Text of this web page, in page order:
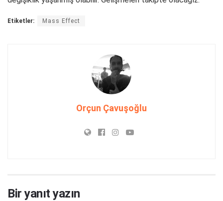
Etiketler: Mass Effect
Orçun Çavuşoğlu
Bir yanıt yazın